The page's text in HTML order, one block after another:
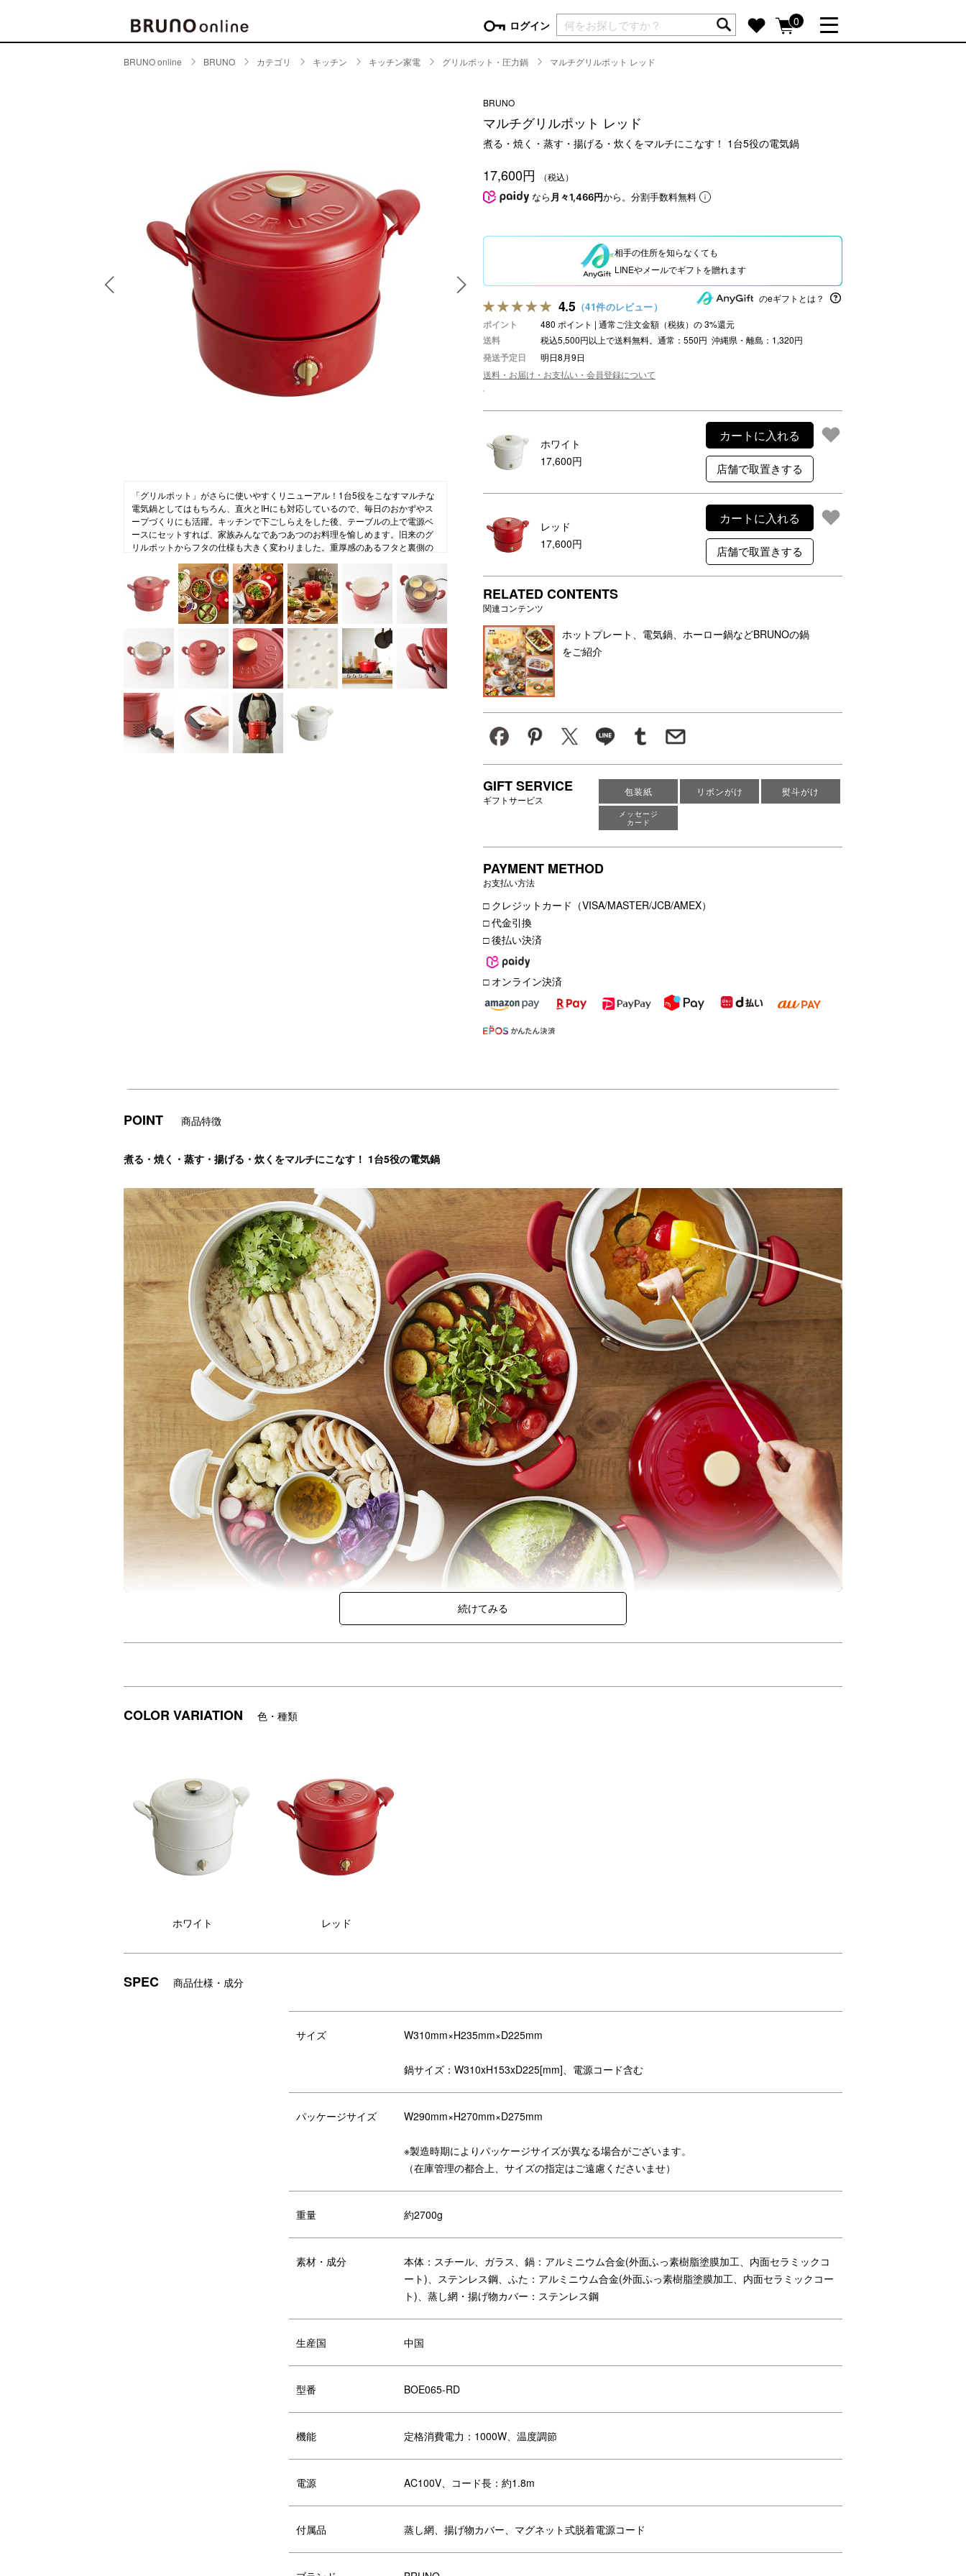
ログイン
ログイン
新規会員登録
0
現在カートには商品が入っていません。
CONTENTS
キッチンツール
キッチンファブリック
インテリア
家具・収納
ファブリック
ピクニックアイテム
ランチボックス・弁当箱
ランチバッグ・クーラートート
その他ピクニックアイテム
スキンケア・フェイスケア
ボディケア
アロマ
ファッション・トラベル
トラベル小物
ファッション雑貨
ベビー・キッズアイテム more
おもちゃ・トイ
その他ベビー・キッズアイテム
母の日ギフト
more
SUPPORT
ご利用案内
ギフトサービス
BRUNO online BRUNO カテゴリ キッチン キッチン家電 グリルポット・圧力鍋 マルチグリルポット レッド
「グリルポット」がさらに使いやすくリニューアル！1台5役をこなすマルチな
電気鍋としてはもちろん、直火とIHにも対応しているので、毎日のおかずやス
ープづくりにも活躍。キッチンで下ごしらえをした後、テーブルの上で電源ベ
ースにセットすれば、家族みんなであつあつのお料理を愉しめます。旧来のグ
リルポットからフタの仕様も大きく変わりました。重厚感のあるフタと裏側の
ゅっと凝縮します。※素材の元からある旨み、おいしさを生かします。
BRUNO
マルチグリルポット レッド
煮る・焼く・蒸す・揚げる・炊くをマルチにこなす！ 1台5役の電気鍋
17,600円 （税込）
なら 月々1,466円から。分割手数料無料
相手の住所を知らなくても
LINEやメールでギフトを贈れます
のeギフトとは？
4.5 （41件のレビュー）
ポイント 480 ポイント | 通常ご注文金額（税抜）の3%還元
送料 税込5,500円以上で送料無料。通常：550円 沖縄県・離島：1,320円
発送予定日
明日8月9日
送料・お届け・お支払い・会員登録について
ホワイト
17,600円
カートに入れる
レッド
17,600円
カートに入れる
RELATED CONTENTS
関連コンテンツ
ホットプレート、電気鍋、ホーロー鍋などBRUNOの鍋
をご紹介
GIFT SERVICE
ギフトサービス
包装紙 リボンがけ 熨斗がけ
メッセージ
カード
PAYMENT METHOD
お支払い方法
□ クレジットカード（VISA/MASTER/JCB/AMEX）
□ 代金引換
□ 後払い決済
□ オンライン決済
POINT 商品特徴
煮る・焼く・蒸す・揚げる・炊くをマルチにこなす！ 1台5役の電気鍋
キッチンで下ごしらえをした後、テーブルの上で電源ベースにセットすれば、家族みんなであつあつのお料理を愉しめます。
旧来のグリルポットからフタの仕様も大きく変わりました。裏側の小さな突起が、食材からでた蒸気を逃さず鍋の中で循環させ、食材の旨み※をぎゅっと凝縮
鍋をイメージしたお洒落なデザインです。
COLOR VARIATION 色・種類
ホワイト レッド
SPEC 商品仕様・成分
サイズ W310mm×H235mm×D225mm
鍋サイズ：W310xH153xD225[mm]、電源コード含む
パッケージサイズ W290mm×H270mm×D275mm
※製造時期によりパッケージサイズが異なる場合がございます。
（在庫管理の都合上、サイズの指定はご遠慮くださいませ）
重量 約2700g
素材・成分
本体：スチール、ガラス、鍋：アルミニウム合金(外面ふっ素樹脂塗膜加工、内面セラミックコ
ート)、ステンレス鋼、ふた：アルミニウム合金(外面ふっ素樹脂塗膜加工、内面セラミックコー
ト)、蒸し網・揚げ物カバー：ステンレス鋼
生産国 中国
型番 BOE065-RD
機能 定格消費電力：1000W、温度調節
電源 AC100V、コード長：約1.8m
付属品 蒸し網、揚げ物カバー、マグネット式脱着電源コード